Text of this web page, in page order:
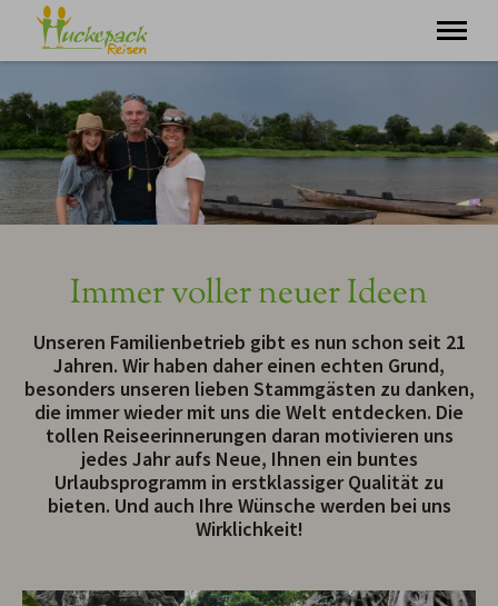
Minigruppenreisen
Individualurlaub
Tagesausflüge
Über uns
Kontakt
Immer voller neuer Ideen
Unseren Familienbetrieb gibt es nun schon seit 21
Jahren. Wir haben daher einen echten Grund,
besonders unseren lieben Stammgästen zu danken,
die immer wieder mit uns die Welt entdecken. Die
tollen Reiseerinnerungen daran motivieren uns
jedes Jahr aufs Neue, Ihnen ein buntes
Urlaubsprogramm in erstklassiger Qualität zu
bieten. Und auch Ihre Wünsche werden bei uns
Wirklichkeit!